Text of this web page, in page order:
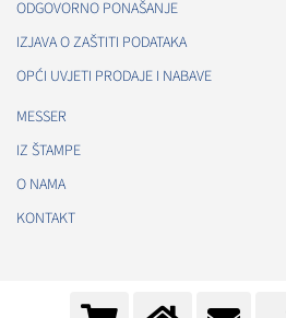
ODGOVORNO PONAŠANJE
IZJAVA O ZAŠTITI PODATAKA
OPĆI UVJETI PRODAJE I NABAVE
MESSER
IZ ŠTAMPE
O NAMA
KONTAKT